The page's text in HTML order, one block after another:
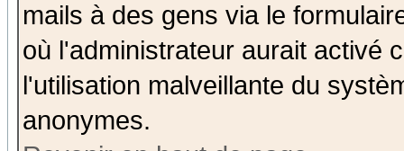
mails à des gens via le
où l'administrateur aurait activé
l'utilisation malveillante du
anonymes.